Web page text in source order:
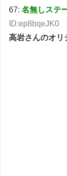
67:名無しステ
ID:ep8bqeJK0
高岩さんのオリ